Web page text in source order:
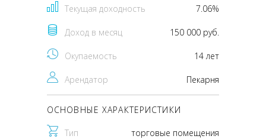
Текущая доходность 7.06%
Доход в месяц 150 000 руб.
Окупаемость 14 лет
Арендатор Пекарня
ОСНОВНЫЕ ХАРАКТЕРИСТИКИ
Тип торговые помещения